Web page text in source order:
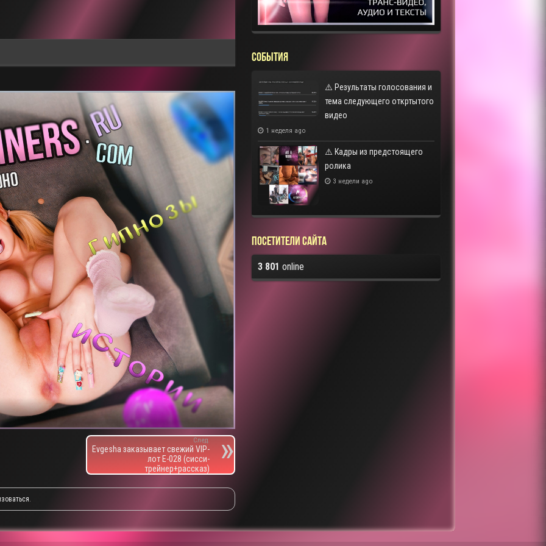
След.
Evgesha заказывает свежий VIP-
лот E-028 (сисси-
трейнер+рассказ)
.
СОБЫТИЯ
⚠️ Результаты голосования и
тема следующего откртытого
видео
1 неделя ago
⚠️ Кадры из предстоящего
ролика
3 недели ago
Посетители сайта
3 801 online